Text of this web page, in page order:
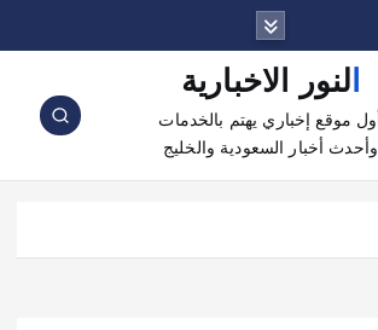
النور الاخبارية
أول موقع إخباري يهتم بالخدمات
وأحدث أخبار السعودية والخليج